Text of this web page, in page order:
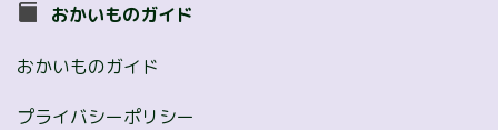
おかいものガイド
おかいものガイド
プライバシーポリシー